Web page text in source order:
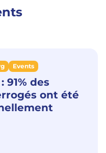
Events
91% des
ont été